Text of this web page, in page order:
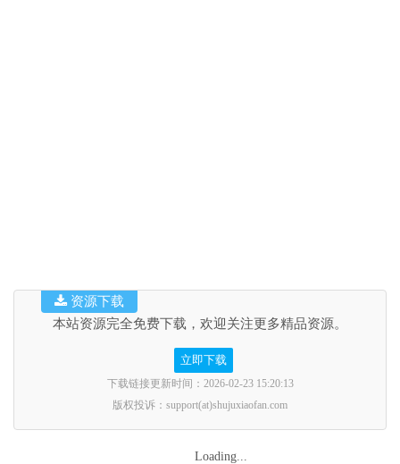
本站资源完全免费下载，欢迎关注更多精品资源。
立即下载
下载链接更新时间：2026-02-23 15:20:13
版权投诉：support(at)shujuxiaofan.com
资源下载
Loading...